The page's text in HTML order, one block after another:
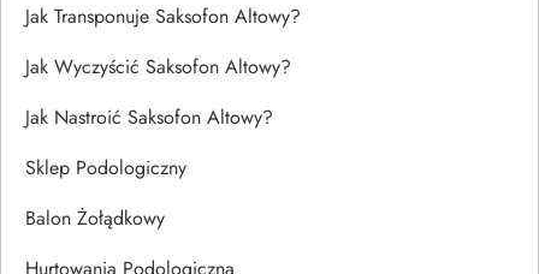
Jak Transponuje Saksofon Altowy?
Jak Wyczyścić Saksofon Altowy?
Jak Nastroić Saksofon Altowy?
Sklep Podologiczny
Balon Żołądkowy
Hurtowania Podologiczna